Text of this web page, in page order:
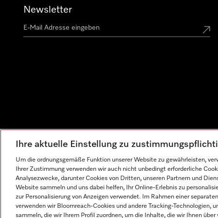
Newsletter
Ihre aktuelle Einstellung zu
Um die ordnungsgemäße Funktion unserer Website zu gewährleisten,
Ihrer Zustimmung verwenden wir auch nicht unbedingt erforderliche
Analysezwecke, darunter Cookies von Dritten, unseren Partnern und
Website sammeln und uns dabei helfen, Ihr Online-Erlebnis zu
zur Personalisierung von Anzeigen verwendet. Im Rahmen einer
verwenden wir Bloomreach-Cookies und andere Tracking-Technologien,
sammeln, die wir Ihrem Profil zuordnen, um die Inhalte, die wir Ihnen